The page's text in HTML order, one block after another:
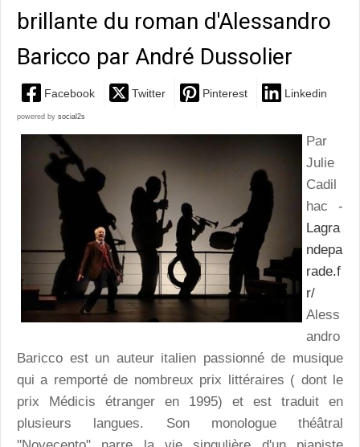
brillante du roman d'Alessandro
Baricco par André Dussolier
Facebook Twitter Pinterest Linkedin
powered by social2s
Par
Julie
Cadil
hac -
Lagra
ndepa
rade.f
r/
Aless
andro
Baricco est un auteur italien passionné de musique
qui a remporté de nombreux prix littéraires ( dont le
prix Médicis étranger en 1995) et est traduit en
plusieurs langues. Son monologue théâtral